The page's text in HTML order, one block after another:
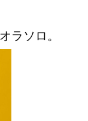
ラソロ。